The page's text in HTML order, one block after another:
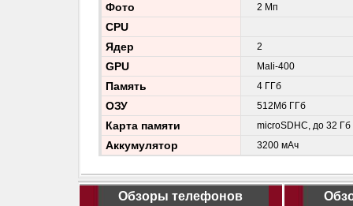
Фото 2 Мп
CPU
Ядер
2
GPU Mali-400
Память 4 ГГб
ОЗУ 512Мб ГГб
Карта памяти microSDHC, до 32 Гб
Аккумулятор 3200 мАч
Обзоры телефонов